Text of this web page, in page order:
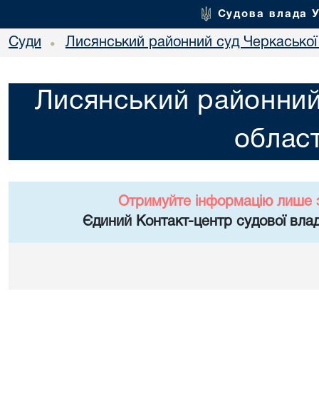
Судова влада
Суди • Лисянський районний суд Черкаської
Лисянський
Отримуйте інформацію лише
Єдиний Контакт-центр судової